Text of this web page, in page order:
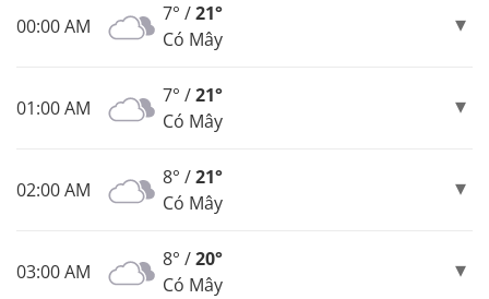
00:00 AM
7° /21°
Có Mây
01:00 AM
7° /21°
Có Mây
02:00 AM
8° /21°
Có Mây
03:00 AM
8° /20°
Có Mây